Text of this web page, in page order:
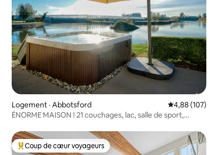
Logement · Abbotsford Note
4,88 (107)
ÉNORME MAISON ! 21 couchages, lac, salle de sport,
Coup de cœur voyageurs parmi les plus aimés
Coup de cœur voyageurs